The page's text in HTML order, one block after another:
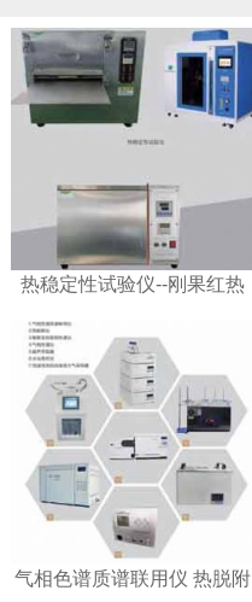
热稳定性试验仪--刚果红热
气相色谱质谱联用仪 热脱附